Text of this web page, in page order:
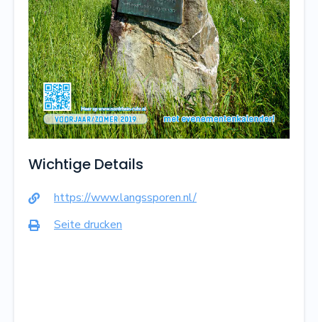
Wichtige Details
 https://www.langssporen.nl/
 Seite drucken